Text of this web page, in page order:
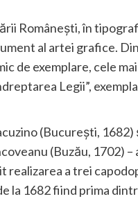
Românești, în
al artei grafice.
de exemplare, cele
Legii”,
(Bucureşti, 1682)
(Buzău, 1702)
realizarea a trei
la 1682 fiind prima